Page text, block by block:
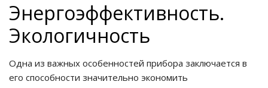
Энергоэффективность.
Экологичность
Одна из важных особенностей прибора заключается в
его способности значительно экономить